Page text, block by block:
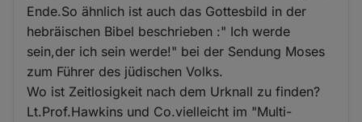
Ende.So ähnlich ist auch das Gottesbild in der
hebräischen Bibel beschrieben :" Ich werde
sein,der ich sein werde!" bei der Sendung Moses
zum Führer des jüdischen Volks.
Wo ist Zeitlosigkeit nach dem Urknall zu finden?
Lt.Prof.Hawkins und Co.vielleicht im "Multi-